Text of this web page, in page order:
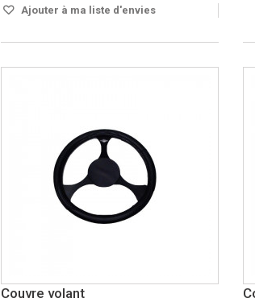
Ajouter à ma liste d'envies
Couvre volant